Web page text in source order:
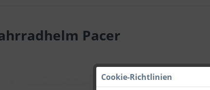
Pacer
Cookie-Richtlinien